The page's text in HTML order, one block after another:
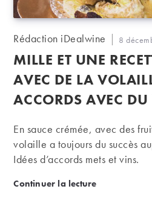
Auteur/autrice
la
publication :
Rédaction iDealwine
publiée :
8
MILLE ET UNE
AVEC DE LA
ACCORDS AVEC
En sauce crémée, avec des
volaille a toujours du succès
Idées d’accords mets et vins.
Continuer la lectureMille et une